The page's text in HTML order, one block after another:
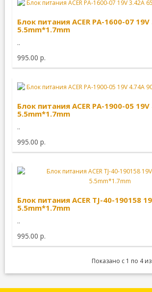
Блок питания ACER PA-1600-07 19V
5.5mm*1.7mm
..
995.00 р.
Блок питания ACER PA-1900-05 19V
5.5mm*1.7mm
..
995.00 р.
Блок питания ACER TJ-40-190158
5.5mm*1.7mm
..
995.00 р.
Показано с 1 по 4